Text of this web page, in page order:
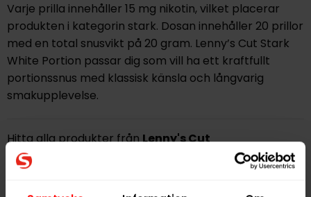
Varje prilla innehåller 15 mg nikotin, vilket placerar
produkten i kategorin stark. Dosan innehåller 20 prillor
med en total snusvikt på 20 gram. Lenny’s Cut Stark
White Portion passar dig som vill ha ett kraftfullt
portionssnus med klassisk känsla och långvarig
smakupplevelse.
Hitta alla produkter frånLenny's Cut
Alla produkter med smaken